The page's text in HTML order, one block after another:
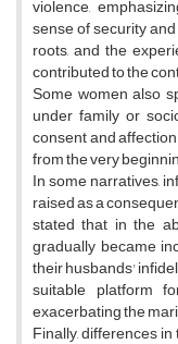
violence,
sense of security
roots, and the
contributed to the
Some women also
under family or
consent and
from the very
In some narratives,
raised as a
stated that in the
gradually became
their husbands'
suitable platform
exacerbating the
Finally, differences